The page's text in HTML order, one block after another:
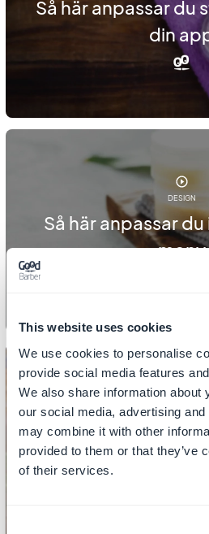
This website uses cookies
We use cookies to personalise
provide social media features
We also share information about
our social media, advertising
may combine it with other
provided to them or that they’ve
of their services.
Så här anpassar du
din
DESIGN
Så här anpassar
meny
DESIGN
Så här utformar du